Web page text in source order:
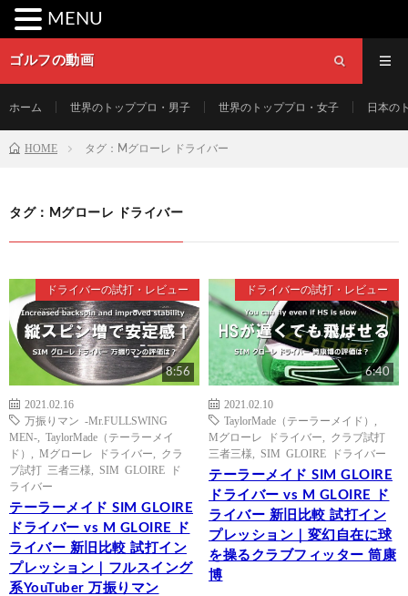
ゴルフの動画
ホーム 世界のトッププロ・男子 世界のトッププロ・女子 日本の
HOME タグ：Mグローレ ドライバー
タグ：Mグローレ ドライバー
ドライバーの試打・レビュー
8:56
2021.02.16
万振りマン -Mr.FULLSWING
MEN-
TaylorMade（テーラーメイ
ド）
Mグローレ ドライバー
クラ
ブ試打 三者三様
SIM GLOIRE ド
ライバー
テーラーメイド SIM GLOIRE
ドライバー vs M GLOIRE ド
ライバー 新旧比較 試打イン
プレッション｜フルスイング
系YouTuber 万振りマン
ドライバーの試打・レビュー
6:40
2021.02.10
TaylorMade（テーラーメイド）
Mグローレ ドライバー
クラブ試打
三者三様
SIM GLOIRE ドライバー
テーラーメイド SIM GLOIRE
ドライバー vs M GLOIRE ド
ライバー 新旧比較 試打イン
プレッション｜変幻自在に球
を操るクラブフィッター 筒康
博
MENU